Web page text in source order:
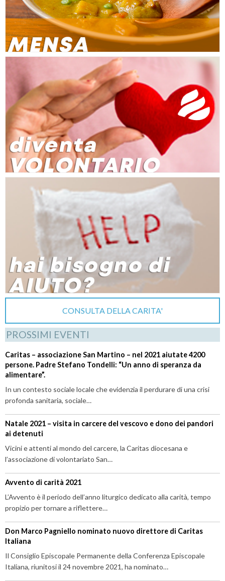
CONSULTA DELLA CARITA'
PROSSIMI EVENTI
Caritas – associazione San Martino – nel 2021 aiutate 4200
persone. Padre Stefano Tondelli: “Un anno di speranza da
alimentare”.
In un contesto sociale locale che evidenzia il perdurare di una crisi
profonda sanitaria, sociale…
Natale 2021 – visita in carcere del vescovo e dono dei pandori
ai detenuti
Vicini e attenti al mondo del carcere, la Caritas diocesana e
l’associazione di volontariato San…
Avvento di carità 2021
L’Avvento è il periodo dell’anno liturgico dedicato alla carità, tempo
propizio per tornare a riflettere…
Don Marco Pagniello nominato nuovo direttore di Caritas
Italiana
Il Consiglio Episcopale Permanente della Conferenza Episcopale
Italiana, riunitosi il 24 novembre 2021, ha nominato…